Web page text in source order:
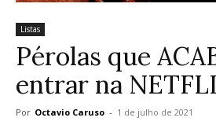
Listas
Pérolas que
entrar na
Por Octavio Caruso - 1 de julho de 2021